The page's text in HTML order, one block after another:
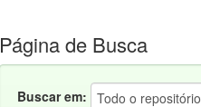
Página de Busca
Buscar em: